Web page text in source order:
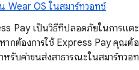
Wear OS ในสมาร์ทวอทช์
Pay เป็นวิธีที่ปลอดภัยในการแต
ากต้องการใช้ Express Pay คุณต้
หรับค่าขนส่งสาธารณะในสมาร์ทวอ